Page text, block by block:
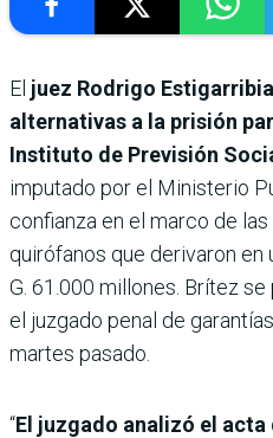
El juez Rodrigo Estigarribia
alternativas a la prisión
Instituto de Previsión
imputado por el Ministerio
confianza en el marco de
quirófanos que derivaron
G. 61.000 millones. Brítez
el juzgado penal de
martes pasado.
“El juzgado analizó el